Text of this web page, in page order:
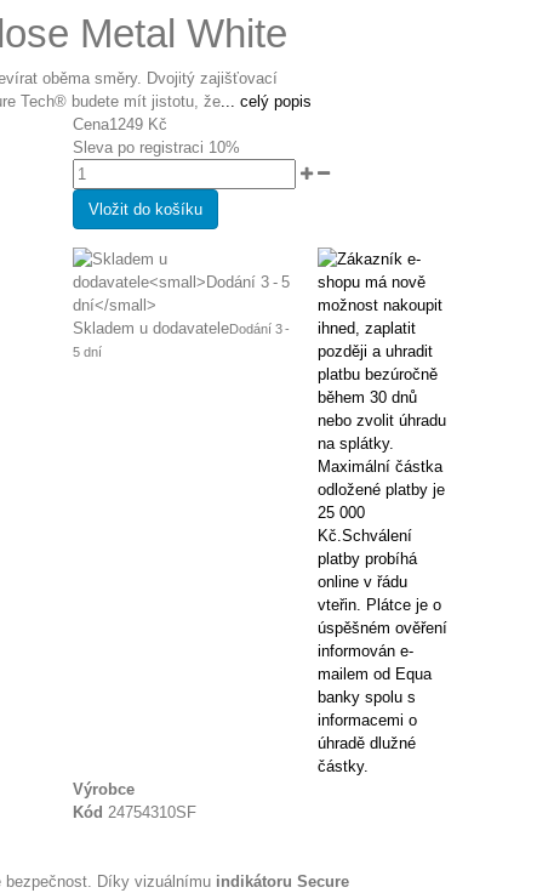
Metal White
oběma směry. Dvojitý zajišťovací
Tech® budete mít jistotu, že... celý popis
Cena1249 Kč
Sleva po registraci 10%
Vložit do košíku
Skladem u dodavateleDodání 3 -
5 dní
Výrobce
Kód 24754310SF
bezpečnost. Díky vizuálnímu indikátoru Secure